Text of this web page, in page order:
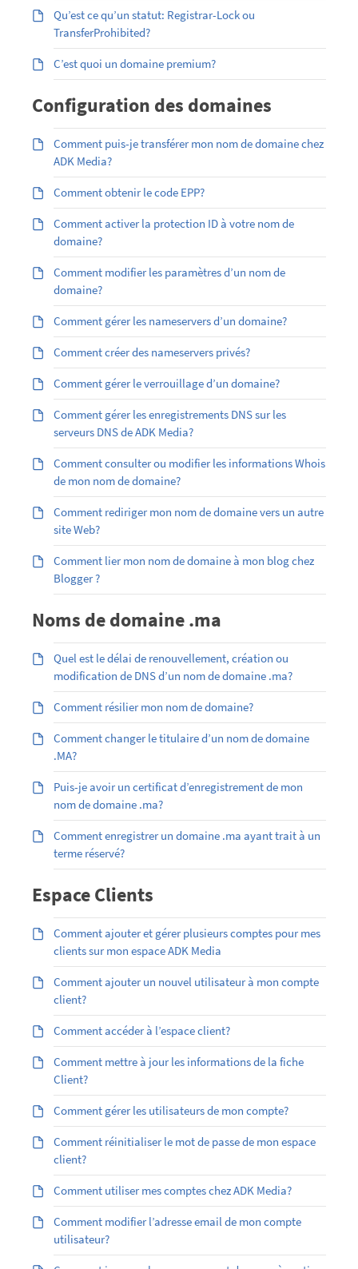
Qu’est ce qu’un statut: Registrar-Lock ou
TransferProhibited?
C’est quoi un domaine premium?
Configuration des domaines
Comment puis-je transférer mon nom de domaine chez
ADK Media?
Comment obtenir le code EPP?
Comment activer la protection ID à votre nom de
domaine?
Comment modifier les paramètres d’un nom de
domaine?
Comment gérer les nameservers d’un domaine?
Comment créer des nameservers privés?
Comment gérer le verrouillage d’un domaine?
Comment gérer les enregistrements DNS sur les
serveurs DNS de ADK Media?
Comment consulter ou modifier les informations Whois
de mon nom de domaine?
Comment rediriger mon nom de domaine vers un autre
site Web?
Comment lier mon nom de domaine à mon blog chez
Blogger ?
Noms de domaine .ma
Quel est le délai de renouvellement, création ou
modification de DNS d’un nom de domaine .ma?
Comment résilier mon nom de domaine?
Comment changer le titulaire d’un nom de domaine
.MA?
Puis-je avoir un certificat d’enregistrement de mon
nom de domaine .ma?
Comment enregistrer un domaine .ma ayant trait à un
terme réservé?
Espace Clients
Comment ajouter et gérer plusieurs comptes pour mes
clients sur mon espace ADK Media
Comment ajouter un nouvel utilisateur à mon compte
client?
Comment accéder à l’espace client?
Comment mettre à jour les informations de la fiche
Client?
Comment gérer les utilisateurs de mon compte?
Comment réinitialiser le mot de passe de mon espace
client?
Comment utiliser mes comptes chez ADK Media?
Comment modifier l’adresse email de mon compte
utilisateur?